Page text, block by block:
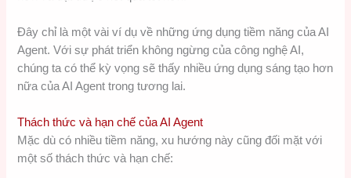
Đây chỉ là một vài ví dụ về những ứng dụng tiềm năng của AI
Agent. Với sự phát triển không ngừng của công nghệ AI,
chúng ta có thể kỳ vọng sẽ thấy nhiều ứng dụng sáng tạo hơn
nữa của AI Agent trong tương lai.
Thách thức và hạn chế của AI Agent
Mặc dù có nhiều tiềm năng, xu hướng này cũng đối mặt với
một số thách thức và hạn chế: